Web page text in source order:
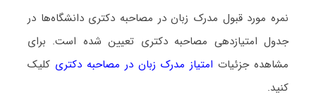
نمره مورد قبول مدرک زبان در مصاحبه دکتری دانشگاه‌ها در
جدول امتیازدهی مصاحبه دکتری تعیین شده است. برای
مشاهده جزئیات امتیاز مدرک زبان در مصاحبه دکتری کلیک
کنید.